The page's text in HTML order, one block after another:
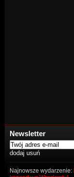
Newsletter
Najnowsze wydarzenie: